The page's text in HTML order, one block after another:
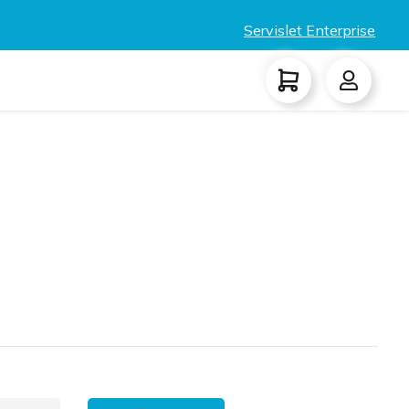
Servislet Enterprise